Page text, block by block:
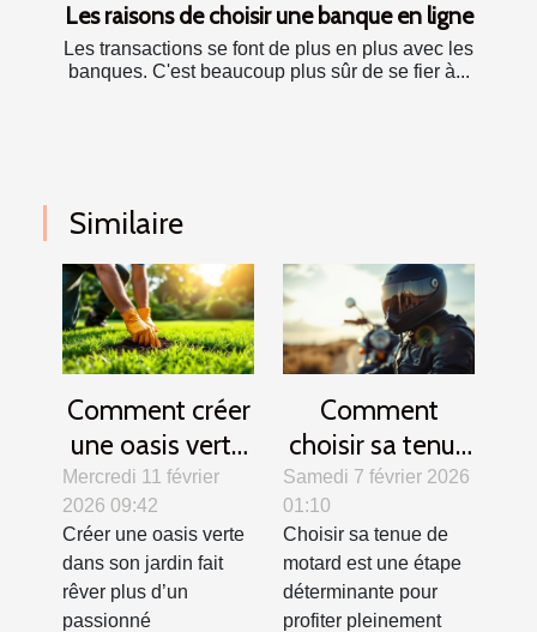
Les raisons de choisir une banque en ligne
Les transactions se font de plus en plus avec les
banques. C'est beaucoup plus sûr de se fier à...
Similaire
Comment créer
une oasis verte
? Secrets d'un
gazon parfait
Mercredi 11 février
2026 09:42
Créer une oasis verte
dans son jardin fait
rêver plus d’un
passionné
Comment
choisir sa tenue
de motard pour
allier confort et
sécurité ?
Samedi 7 février 2026
01:10
Choisir sa tenue de
motard est une étape
déterminante pour
profiter pleinement